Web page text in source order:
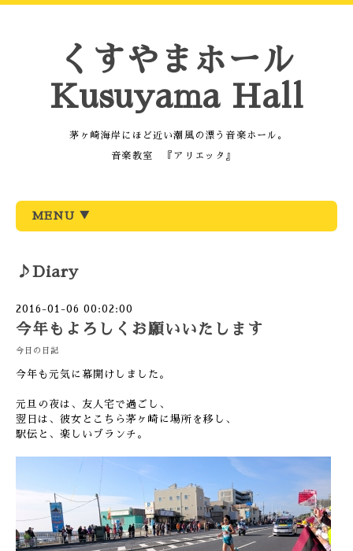
くすやまホール
Kusuyama Hall
茅ヶ崎海岸にほど近い潮風の漂う音楽ホール。
音楽教室 『アリエッタ』
MENU ▼
♪Diary
2016-01-06 00:02:00
今年もよろしくお願いいたします
今日の日記
今年も元気に幕開けしました。
元旦の夜は、友人宅で過ごし、
翌日は、彼女とこちら茅ヶ崎に場所を移し、
駅伝と、楽しいブランチ。